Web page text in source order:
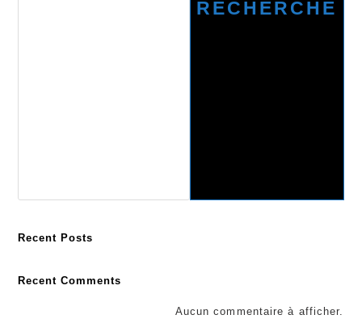
RECHERCHE
Recent Posts
Recent Comments
Aucun commentaire à afficher.